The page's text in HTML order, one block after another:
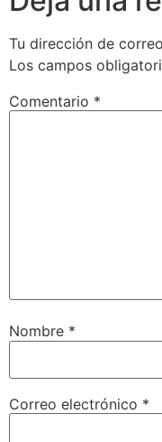
Tu dirección de
Los campos
Comentario *
Nombre *
Correo electrónico *